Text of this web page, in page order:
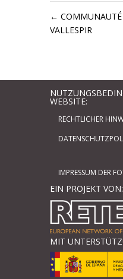
←
VALLESPIR
WEBSITE:
RECHTLICHER
IMPRESSUM DER
EIN PROJEKT VON:
MIT